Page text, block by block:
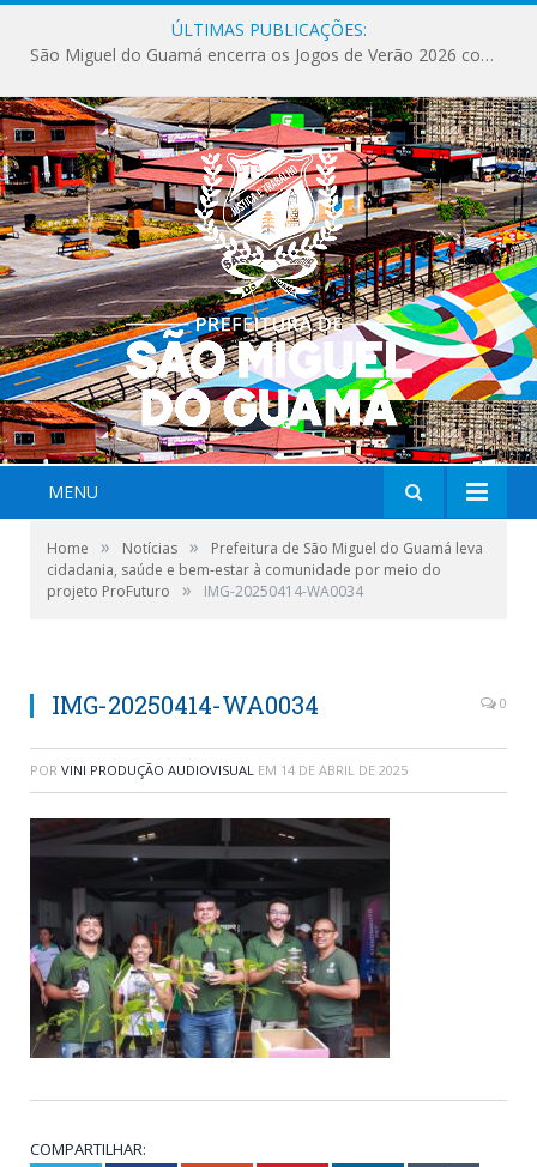
ÚLTIMAS PUBLICAÇÕES:
São Miguel do Guamá encerra os Jogos de Verão 2026 com sucesso de público e competições.
MENU
Home » Notícias »
Prefeitura de São Miguel do Guamá leva
cidadania, saúde e bem-estar à comunidade por meio do
projeto ProFuturo
» IMG-20250414-WA0034
IMG-20250414-WA0034 0
POR VINI PRODUÇÃO AUDIOVISUAL EM 14 DE ABRIL DE 2025
COMPARTILHAR: